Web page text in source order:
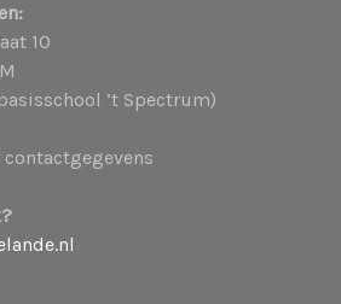
10
’t Spectrum)
contactgegevens